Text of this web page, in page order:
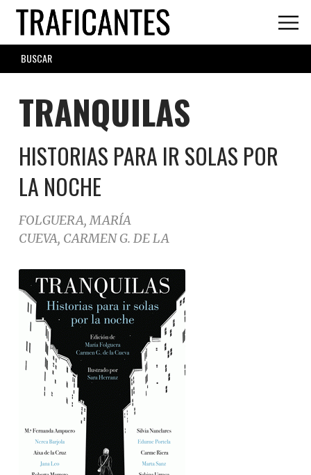
Skip
main
content
SEARCH
FORM
TRANQUILAS
HISTORIAS PARA IR SOLAS POR
LA NOCHE
FOLGUERA, MARÍA
CUEVA, CARMEN G. DE LA